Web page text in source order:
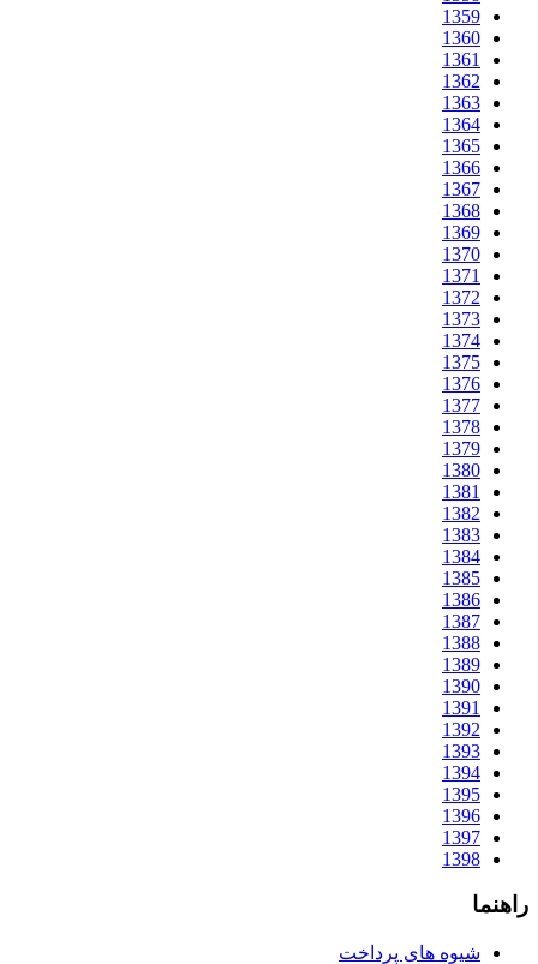
1359
1360
1361
1362
1363
1364
1365
1366
1367
1368
1369
1370
1371
1372
1373
1374
1375
1376
1377
1378
1379
1380
1381
1382
1383
1384
1385
1386
1387
1388
1389
1390
1391
1392
1393
1394
1395
1396
1397
1398
راهنما
شیوه های پرداخت